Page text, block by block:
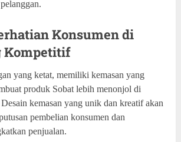
Konsumen di
Kompetitif
yang ketat, memiliki kemasan yang
produk Sobat lebih menonjol di
kemasan yang unik dan kreatif akan
pembelian konsumen dan
penjualan.